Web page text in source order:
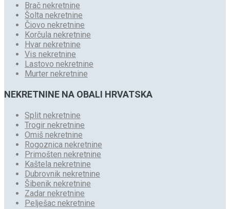
Brač nekretnine
Šolta nekretnine
Čiovo nekretnine
Korčula nekretnine
Hvar nekretnine
Vis nekretnine
Lastovo nekretnine
Murter nekretnine
NEKRETNINE NA OBALI HRVATSKA
Split nekretnine
Trogir nekretnine
Omiš nekretnine
Rogoznica nekretnine
Primošten nekretnine
Kaštela nekretnine
Dubrovnik nekretnine
Šibenik nekretnine
Zadar nekretnine
Pelješac nekretnine